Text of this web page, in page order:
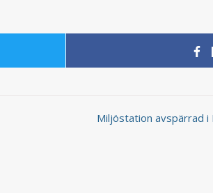
Miljöstation avspärrad